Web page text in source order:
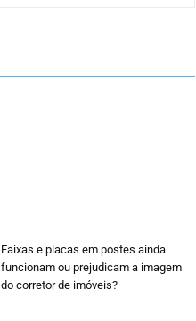
Faixas e placas em postes ainda
funcionam ou prejudicam a imagem
do corretor de imóveis?